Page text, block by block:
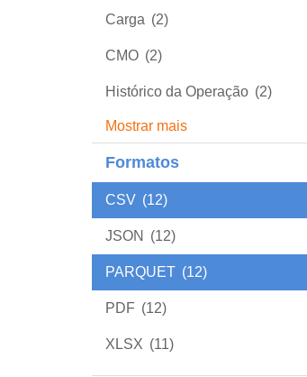
Carga (2)
CMO (2)
Histórico da Operação (2)
Mostrar mais
Formatos
CSV (12)
JSON (12)
PARQUET (12)
PDF (12)
XLSX (11)